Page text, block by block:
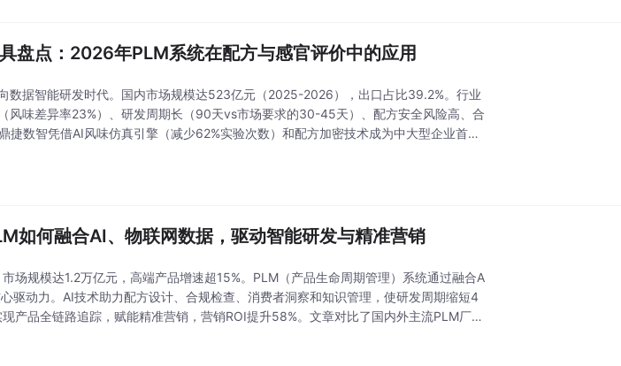
盘点：2026年PLM系统在配方与感官评价中的应用
数据智能研发时代。国内市场规模达523亿元（2025-2026），出口占比39.2%。行业
风味差异率23%）、研发周期长（90天vs市场要求的30-45天）、配方安全风险高、合
捷数智凭借AI风味仿真引擎（减少62%实验次数）和配方加密技术成为中大型企业首
如何融合AI、物联网数据，驱动智能研发与精准营销
场规模达1.2万亿元，高端产品增速超15%。PLM（产品生命周期管理）系统通过融合A
驱动力。AI技术助力配方设计、合规检查、消费者洞察和知识管理，使研发周期缩短4
产品全链路追踪，赋能精准营销，营销ROI提升58%。文章对比了国内外主流PLM厂商